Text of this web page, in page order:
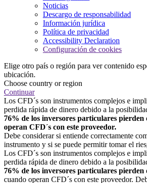
Noticias
Descargo de responsabilidad
Información jurídica
Política de privacidad
Accessibility Declaration
Configuración de cookies
Elige otro país o región para ver contenido
ubicación.
Choose country or region
Continuar
Los CFD´s son instrumentos complejos e
perdida rápida de dinero debido a la
76% de los inversores particulares
operan CFD´s con este proveedor.
Debe considerar si entiende correctamente
instrumento y si se puede permitir tomar el
Los CFD´s son instrumentos complejos e
perdida rápida de dinero debido a la
76% de los inversores particulares pierden
cuando operan CFD´s con este proveedor.